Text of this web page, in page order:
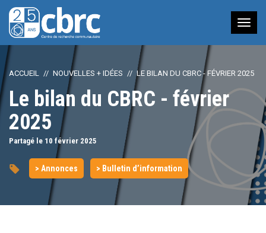
à
ACCUEIL NOUVELLES + IDÉES LE BILAN DU CBRC - FÉVRIER 2025
Le bilan du CBRC - février
2025
Partagé le 10 février 2025
> Annonces > Bulletin d’information